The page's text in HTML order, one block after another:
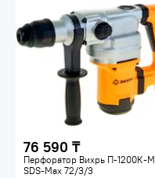
76 590 ₸
Перфоратор Вихрь П-1200К-М
SDS-Max 72/3/3